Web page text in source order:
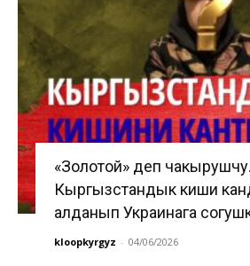
«Золотой» деп чакырушчу.
Кыргызстандык киши
алданып Украинага
kloopkyrgyz - 04/06/2026